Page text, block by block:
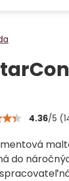
4.36/5 (
do